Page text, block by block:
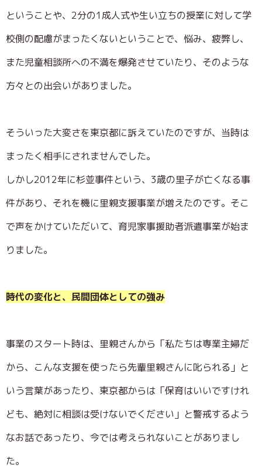
ということや、2分の1成人式や生い立ちの授業に対して学
校側の配慮がまったくないということで、悩み、疲弊し、
また児童相談所への不満を爆発させていたり、そのような
方々との出会いがありました。
そういった大変さを東京都に訴えていたのですが、当時は
まったく相手にされませんでした。
しかし2012年に杉並事件という、3歳の里子が亡くなる事
件があり、それを機に里親支援事業が増えたのです。そこ
で声をかけていただいて、育児家事援助者派遣事業が始ま
りました。
時代の変化と、民間団体としての強み
事業のスタート時は、里親さんから「私たちは専業主婦だ
から、こんな支援を使ったら先輩里親さんに叱られる」と
いう言葉があったり、東京都からは「保育はいいですけれ
ども、絶対に相談は受けないでください」と警戒するよう
なお話であったり、今では考えられないことがありまし
た。